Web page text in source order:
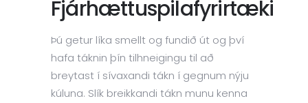
Fjárhættuspilafyrirtæki
Þú getur líka smellt og fundið út og því
hafa táknin þín tilhneigingu til að
breytast í sívaxandi tákn í gegnum nýju
kúluna. Slík breikkandi tákn munu kenna